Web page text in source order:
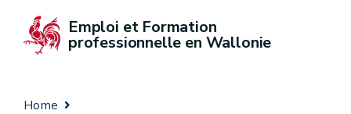
Emploi et Formation
professionnelle en Wallonie
Home